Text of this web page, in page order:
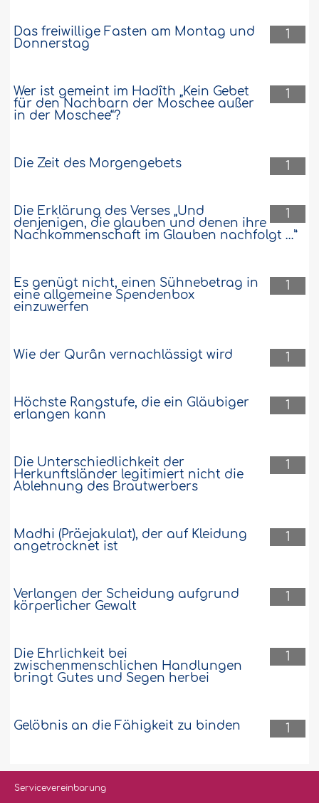
1
Das freiwillige Fasten am Montag und
Donnerstag
1
Wer ist gemeint im Hadîth „Kein Gebet
für den Nachbarn der Moschee außer
in der Moschee“?
1
Die Zeit des Morgengebets
1
Die Erklärung des Verses „Und
denjenigen, die glauben und denen ihre
Nachkommenschaft im Glauben nachfolgt …”
1
Es genügt nicht, einen Sühnebetrag in
eine allgemeine Spendenbox
einzuwerfen
1
Wie der Qurân vernachlässigt wird
1
Höchste Rangstufe, die ein Gläubiger
erlangen kann
1
Die Unterschiedlichkeit der
Herkunftsländer legitimiert nicht die
Ablehnung des Brautwerbers
1
Madhi (Präejakulat), der auf Kleidung
angetrocknet ist
1
Verlangen der Scheidung aufgrund
körperlicher Gewalt
1
Die Ehrlichkeit bei
zwischenmenschlichen Handlungen
bringt Gutes und Segen herbei
1
Gelöbnis an die Fähigkeit zu binden
Servicevereinbarung